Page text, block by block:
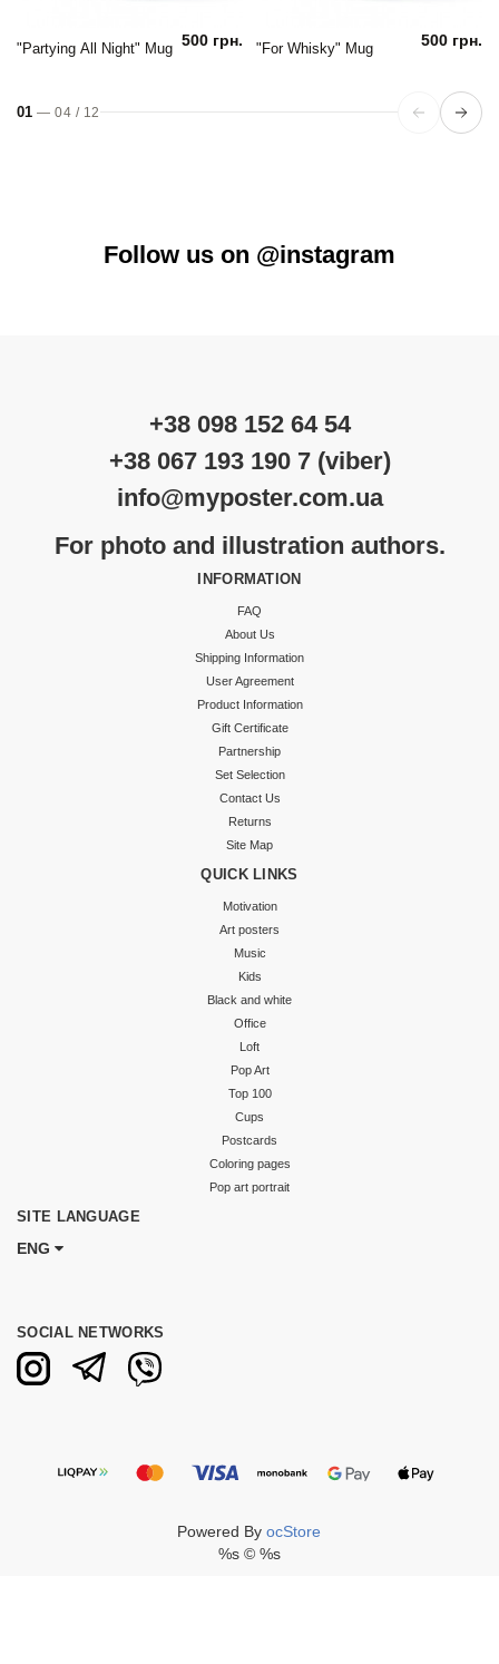
"Partying All Night" Mug 500 грн. "For Whisky" Mug 500 грн.
01 —04 / 12
Follow us on @instagram
+38 098 152 64 54
+38 067 193 190 7 (viber)
info@myposter.com.ua
For photo and illustration authors.
INFORMATION
FAQ
About Us
Shipping Information
User Agreement
Product Information
Gift Certificate
Partnership
Set Selection
Contact Us
Returns
Site Map
QUICK LINKS
Motivation
Art posters
Music
Kids
Black and white
Office
Loft
Pop Art
Top 100
Cups
Postcards
Coloring pages
Pop art portrait
SITE LANGUAGE
ENG
SOCIAL NETWORKS
Powered ByocStore
%s © %s